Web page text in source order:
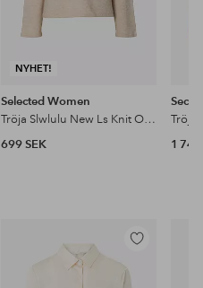
NYHET!
Selected Women
Tröja Slwlulu New Ls Knit O-Neck
699 SEK
Tröja
1 749
Lägg
i